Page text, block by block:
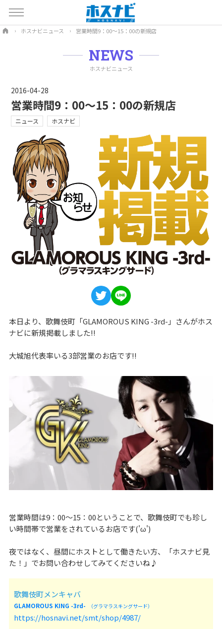
ホスナビニュース 営業時間9：00～15：00の新規店
NEWS
ホスナビニュース
2016-04-28
営業時間9：00～15：00の新規店
ニュース ホスナビ
本日より、歌舞伎町「GLAMOROUS KING -3rd-」さんがホス
ナビに新規掲載しました!!
大城旭代表率いる3部営業のお店です!!
営業時間は9：00～15：00ということで、歌舞伎町でも珍し
い時間帯で営業をされているお店です('ω')
夜ではなく、昼間にホストとして働きたい方、「ホスナビ見
た！」でお問い合わせしてみてくださいね♪
歌舞伎町メンキャバ
GLAMOROUS KING -3rd- （グラマラスキングサード）
https://hosnavi.net/smt/shop/4987/